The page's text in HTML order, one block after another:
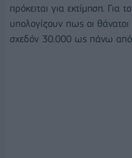
πρόκειται για εκτίμηση. Για
υπολογίζουν πως οι
σχεδόν 30.000 ως πάνω